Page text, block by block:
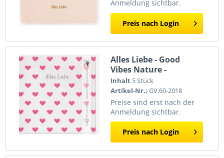
Anmeldung sichtbar.
Preis nach Login
Alles Liebe - Good
Vibes Nature -
Plastikfrei...
Inhalt 5 Stück
Artikel-Nr.: GV.60-2018
Preise sind erst nach der
Anmeldung sichtbar.
Preis nach Login